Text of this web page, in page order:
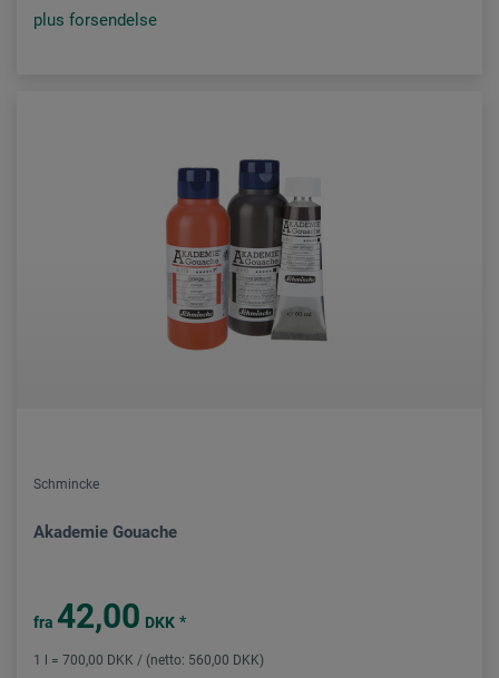
plus forsendelse
Schmincke
Akademie Gouache
fra 42,00 DKK *
1 l = 700,00 DKK / (netto: 560,00 DKK)